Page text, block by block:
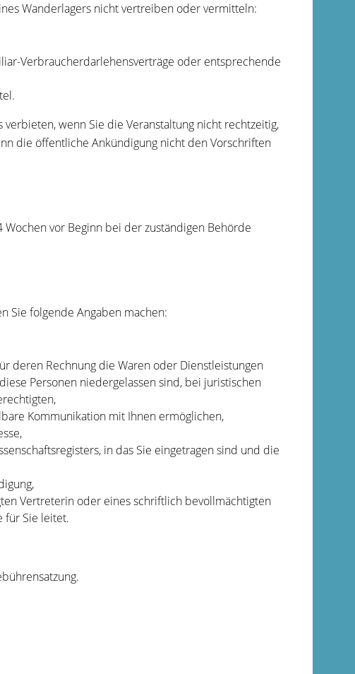
Wanderlagers nicht vertreiben oder vermitteln:
Verbraucherdarlehensverträge oder entsprechende
wenn Sie die Veranstaltung nicht rechtzeitig,
die öffentliche Ankündigung nicht den Vorschriften
vor Beginn bei der zuständigen Behörde
Sie folgende Angaben machen:
deren Rechnung die Waren oder Dienstleistungen
Personen niedergelassen sind, bei juristischen
Kommunikation mit Ihnen ermöglichen,
in das Sie eingetragen sind und die
Vertreterin oder eines schriftlich bevollmächtigten
für Sie leitet.